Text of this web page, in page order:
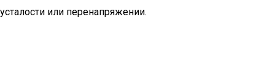
усталости или перенапряжении.